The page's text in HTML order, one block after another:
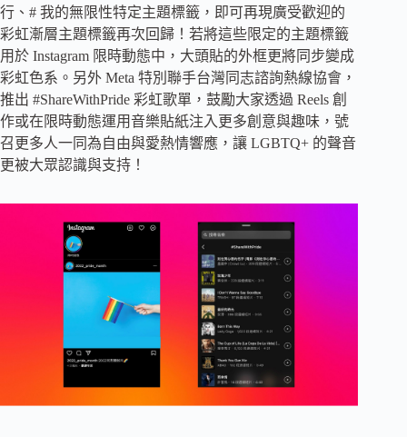
行、# 我的無限性特定主題標籤，即可再現廣受歡迎的
彩虹漸層主題標籤再次回歸！若將這些限定的主題標籤
用於 Instagram 限時動態中，大頭貼的外框更將同步變成
彩虹色系。另外 Meta 特別聯手台灣同志諮詢熱線協會，
推出 #ShareWithPride 彩虹歌單，鼓勵大家透過 Reels 創
作或在限時動態運用音樂貼紙注入更多創意與趣味，號
召更多人一同為自由與愛熱情響應，讓 LGBTQ+ 的聲音
更被大眾認識與支持！